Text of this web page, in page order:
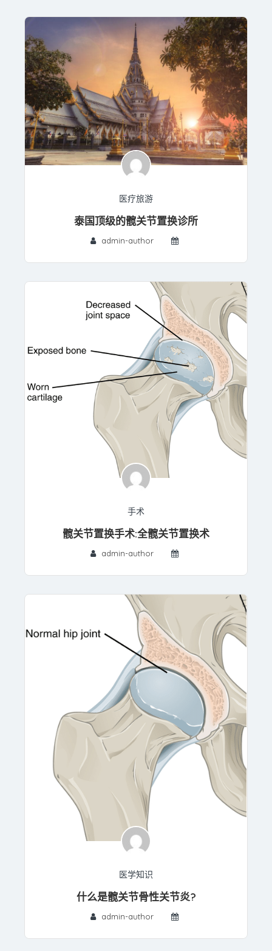
医疗旅游
泰国顶级的髋关节置换诊所
admin-author
手术
髋关节置换手术:全髋关节置换术
admin-author
医学知识
什么是髋关节骨性关节炎?
admin-author